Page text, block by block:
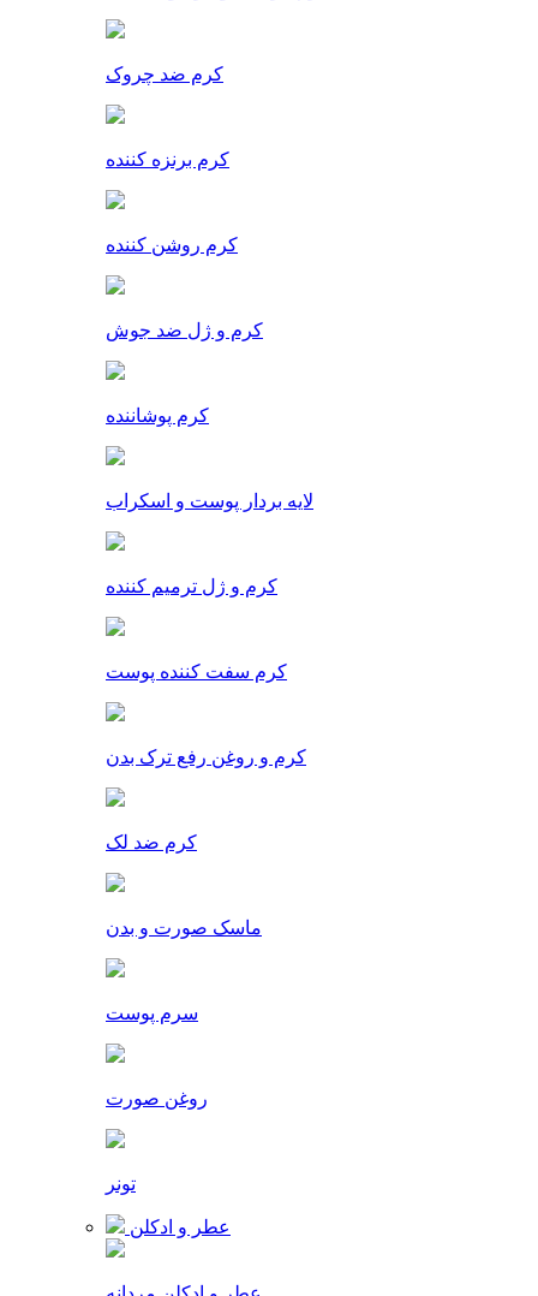
کرم ضد چروک
کرم برنزه کننده
کرم روشن کننده
کرم و ژل ضد جوش
کرم پوشاننده
لایه بردار پوست و اسکراب
کرم و ژل ترمیم کننده
کرم سفت کننده پوست
کرم و روغن رفع ترک بدن
کرم ضد لک
ماسک صورت و بدن
سرم پوست
روغن صورت
تونر
عطر و ادکلن